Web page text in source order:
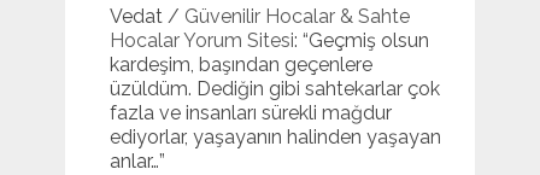
Vedat/ Güvenilir Hocalar & Sahte
Hocalar Yorum Sitesi: “Geçmiş olsun
kardeşim, başından geçenlere
üzüldüm. Dediğin gibi sahtekarlar çok
fazla ve insanları sürekli mağdur
ediyorlar, yaşayanın halinden yaşayan
anlar…”